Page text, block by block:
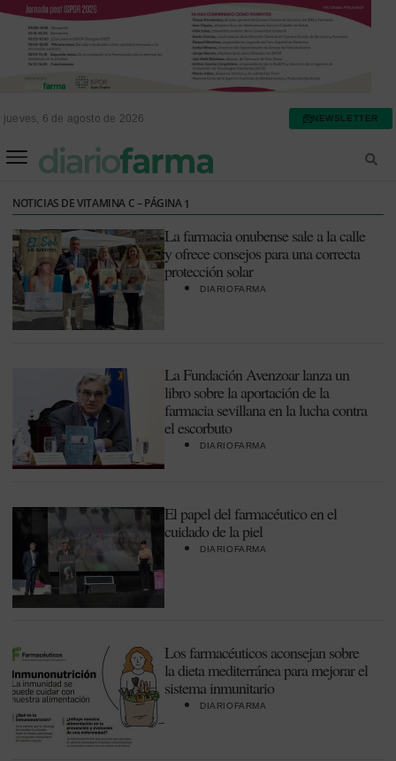
jueves, 6 de agosto de 2026 NEWSLETTER
NOTICIAS DE VITAMINA C – PÁGINA1
La farmacia onubense sale a la calle
y ofrece consejos para una correcta
protección solar
DIARIOFARMA
La Fundación Avenzoar lanza un
libro sobre la aportación de la
farmacia sevillana en la lucha contra
el escorbuto
DIARIOFARMA
El papel del farmacéutico en el
cuidado de la piel
DIARIOFARMA
Los farmacéuticos aconsejan sobre
la dieta mediterránea para mejorar el
sistema inmunitario
DIARIOFARMA